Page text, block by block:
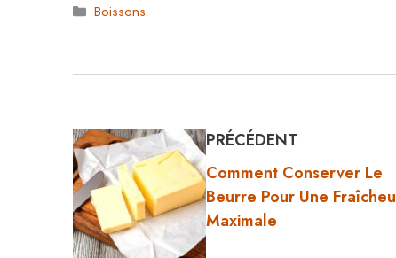
Catégories
Boissons
PRÉCÉDENT
Comment Conserver Le
Beurre Pour Une
Maximale